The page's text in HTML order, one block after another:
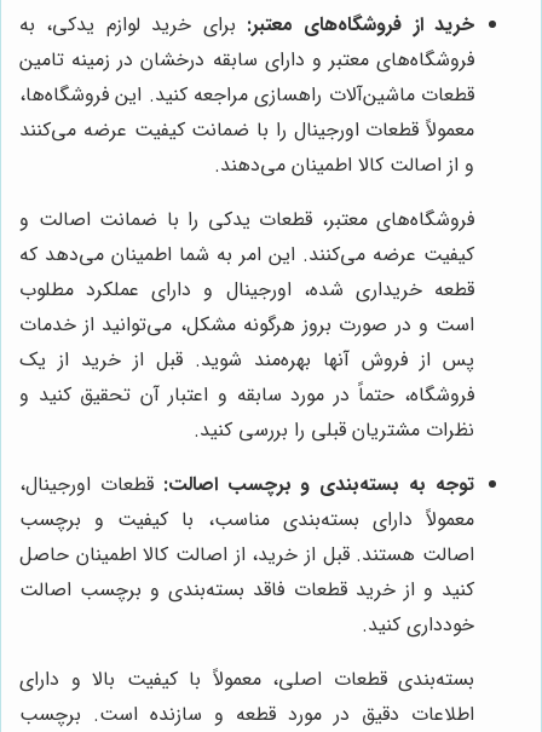
خرید از فروشگاه‌های معتبر: برای خرید لوازم یدکی، به
فروشگاه‌های معتبر و دارای سابقه درخشان در زمینه تامین
قطعات ماشین‌آلات راهسازی مراجعه کنید. این فروشگاه‌ها،
معمولاً قطعات اورجینال را با ضمانت کیفیت عرضه می‌کنند
و از اصالت کالا اطمینان می‌دهند.
فروشگاه‌های معتبر، قطعات یدکی را با ضمانت اصالت و
کیفیت عرضه می‌کنند. این امر به شما اطمینان می‌دهد که
قطعه خریداری شده، اورجینال و دارای عملکرد مطلوب
است و در صورت بروز هرگونه مشکل، می‌توانید از خدمات
پس از فروش آنها بهره‌مند شوید. قبل از خرید از یک
فروشگاه، حتماً در مورد سابقه و اعتبار آن تحقیق کنید و
نظرات مشتریان قبلی را بررسی کنید.
توجه به بسته‌بندی و برچسب اصالت: قطعات اورجینال،
معمولاً دارای بسته‌بندی مناسب، با کیفیت و برچسب
اصالت هستند. قبل از خرید، از اصالت کالا اطمینان حاصل
کنید و از خرید قطعات فاقد بسته‌بندی و برچسب اصالت
خودداری کنید.
بسته‌بندی قطعات اصلی، معمولاً با کیفیت بالا و دارای
اطلاعات دقیق در مورد قطعه و سازنده است. برچسب